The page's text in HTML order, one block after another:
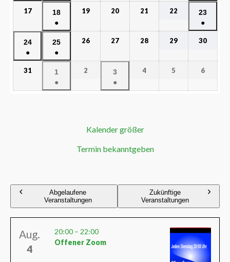
17
18
●
19 20 21 22
23
●
24
●
25
●
26 27 28 29 30
31
1
●
2
3
●
4 5 6
Kalender größer
Termin bekanntgeben
Abgelaufene
Veranstaltungen
Zukünftige
Veranstaltungen
Aug.
4
20:00 – 22:00
Offener Zoom